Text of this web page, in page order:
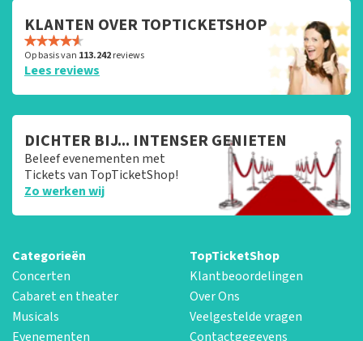
KLANTEN OVER TOPTICKETSHOP
Op basis van 113.242reviews
Lees reviews
DICHTER BIJ... INTENSER GENIETEN
Beleef evenementen met
Tickets van TopTicketShop!
Zo werken wij
Categorieën
Concerten
Cabaret en theater
Musicals
Evenementen
TopTicketShop
Klantbeoordelingen
Over Ons
Veelgestelde vragen
Contactgegevens